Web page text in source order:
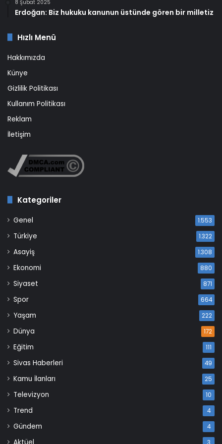
8 Şubat 2025
Erdoğan: Biz hukuku kanunun üstünde gören bir milletiz
Hızlı Menü
Hakkımızda
Künye
Gizlilik Politikası
Kullanım Politikası
Reklam
İletişim
Kategoriler
Genel 1.553
Türkiye 1.322
Asayiş 1.308
Ekonomi 880
Siyaset 871
Spor 664
Yaşam 222
Dünya 172
Eğitim 111
Sivas Haberleri 49
Kamu İlanları 25
Televizyon 10
Trend 4
Gündem 4
Aktüel 3